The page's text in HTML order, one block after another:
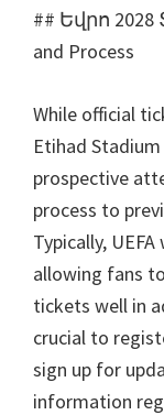
## Եվրո 2028
and Process
While official
Etihad
prospective
process to
Typically,
allowing fans
tickets well in
crucial to
sign up for
information